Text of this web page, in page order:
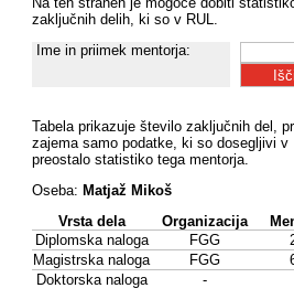
zaključnih delih, ki so v RUL.
Ime in priimek mentorja:
Tabela prikazuje število zaključnih del,
zajema samo podatke, ki so dosegljivi
preostalo statistiko tega mentorja.
Oseba: Matjaž Mikoš
Vrsta dela
Organizacija
Diplomska naloga
FGG
Magistrska naloga
FGG
Doktorska naloga
-